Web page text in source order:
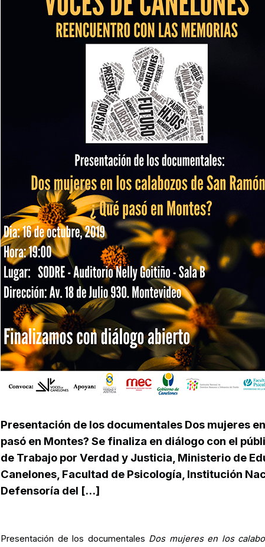
Presentación de los documentales Dos mujeres
pasó en Montes? Se finaliza en diálogo con el
de Trabajo por Verdad y Justicia, Ministerio de
Canelones, Facultad de Psicología, Institución
Defensoría del [...]
Presentación de los documentales Dos mujeres en los